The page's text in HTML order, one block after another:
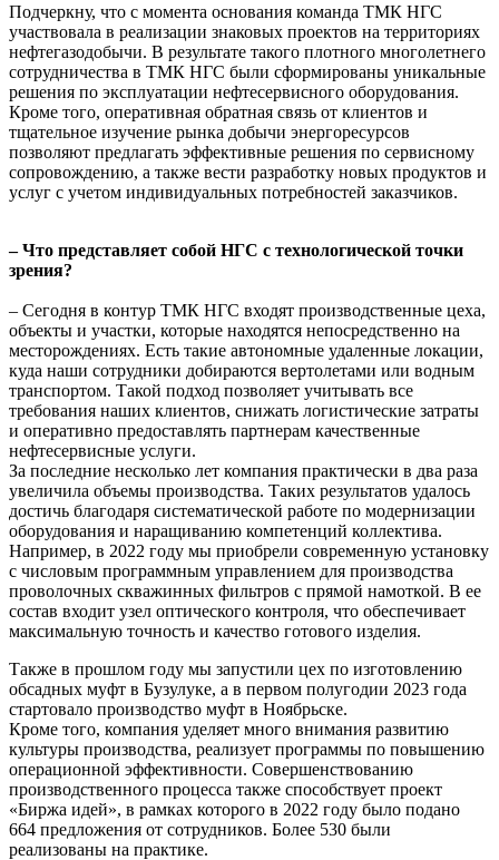
Подчеркну, что с момента основания команда ТМК НГС
участвовала в реализации знаковых проектов на территориях
нефтегазодобычи. В результате такого плотного многолетнего
сотрудничества в ТМК НГС были сформированы уникальные
решения по эксплуатации нефтесервисного оборудования.
Кроме того, оперативная обратная связь от клиентов и
тщательное изучение рынка добычи энергоресурсов
позволяют предлагать эффективные решения по сервисному
сопровождению, а также вести разработку новых продуктов и
услуг с учетом индивидуальных потребностей заказчиков.
– Что представляет собой НГС с технологической точки
зрения?
– Сегодня в контур ТМК НГС входят производственные цеха,
объекты и участки, которые находятся непосредственно на
месторождениях. Есть такие автономные удаленные локации,
куда наши сотрудники добираются вертолетами или водным
транспортом. Такой подход позволяет учитывать все
требования наших клиентов, снижать логистические затраты
и оперативно предоставлять партнерам качественные
нефтесервисные услуги.
За последние несколько лет компания практически в два раза
увеличила объемы производства. Таких результатов удалось
достичь благодаря систематической работе по модернизации
оборудования и наращиванию компетенций коллектива.
Например, в 2022 году мы приобрели современную установку
с числовым программным управлением для производства
проволочных скважинных фильтров с прямой намоткой. В ее
состав входит узел оптического контроля, что обеспечивает
максимальную точность и качество готового изделия.
Также в прошлом году мы запустили цех по изготовлению
обсадных муфт в Бузулуке, а в первом полугодии 2023 года
стартовало производство муфт в Ноябрьске.
Кроме того, компания уделяет много внимания развитию
культуры производства, реализует программы по повышению
операционной эффективности. Совершенствованию
производственного процесса также способствует проект
«Биржа идей», в рамках которого в 2022 году было подано
664 предложения от сотрудников. Более 530 были
реализованы на практике.